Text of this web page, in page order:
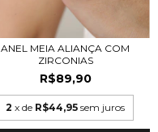
ANEL MEIA ALIANÇA COM
ZIRCONIAS
R$89,90
2 x de R$44,95 sem juros